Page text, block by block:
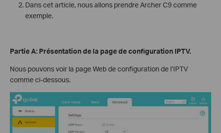
Dans cet article, nous allons prendre Archer C9 comme
exemple.
Partie A: Présentation de la page de configuration IPTV.
Nous pouvons voir la page Web de configuration de l’IPTV
comme ci-dessous.